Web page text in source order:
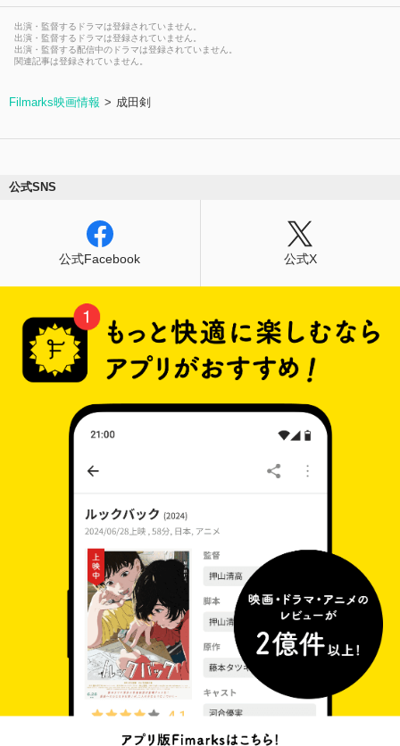
出演・監督するドラマは登録されていません。
出演・監督するドラマは登録されていません。
出演・監督する配信中のドラマは登録されていません。
関連記事は登録されていません。
Filmarks映画情報 成田剣
公式SNS
公式Facebook 公式X